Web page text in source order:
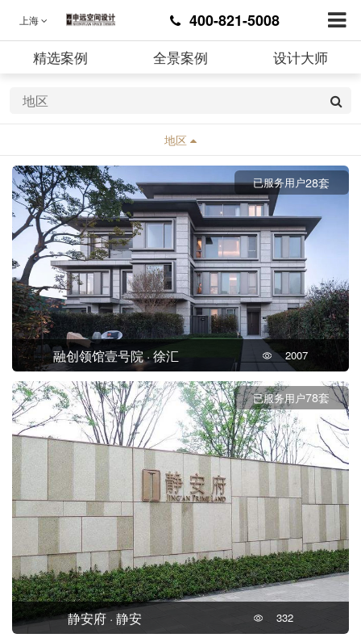
上海 400-821-5008
精选案例 全景案例 设计大师
地区
不限 浦东 松江 青浦 闵行
宝山
杨浦
奉贤 普陀 崇明 黄埔
长宁
静安 闸北 虹口 嘉定 金山
已服务用户28套
融创领馆壹号院 · 徐汇 2007
已服务用户78套
静安府 · 静安 332